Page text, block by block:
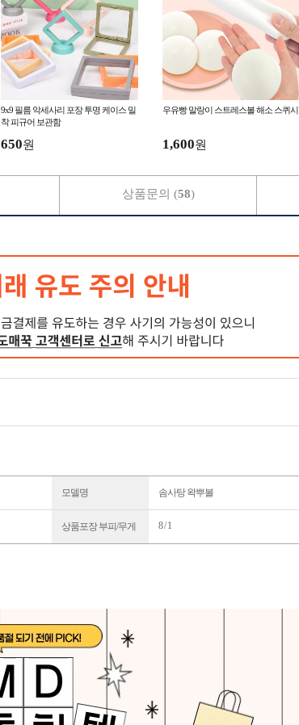
9x9 필름 악세사리 포장 투명 케이스 밀
착 피규어 보관함
650원
우유빵 말랑이 스트레스볼 해소 스퀴시
1,600원
모델명 솜사탕 왁뿌볼
상품포장 부피/무게 8 / 1
상품문의 (58)